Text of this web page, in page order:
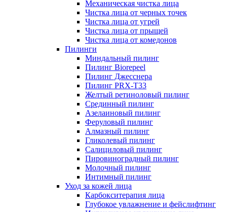
Механическая чистка лица
Чистка лица от черных точек
Чистка лица от угрей
Чистка лица от прыщей
Чистка лица от комедонов
Пилинги
Миндальный пилинг
Пилинг Biorepeel
Пилинг Джесснера
Пилинг PRX-T33
Желтый ретиноловый пилинг
Срединный пилинг
Азелаиновый пилинг
Феруловый пилинг
Алмазный пилинг
Гликолевый пилинг
Салициловый пилинг
Пировиноградный пилинг
Молочный пилинг
Интимный пилинг
Уход за кожей лица
Карбокситерапия лица
Глубокое увлажнение и фейслифтинг